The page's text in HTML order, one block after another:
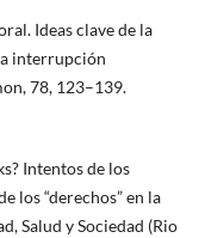
Ideas clave de la
interrupción
78, 123–139.
Intentos de los
los “derechos” en la
Salud y Sociedad (Rio